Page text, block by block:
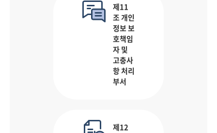
제11
조 개인
정보 보
호책임
자 및
고충사
항 처리
부서
제12